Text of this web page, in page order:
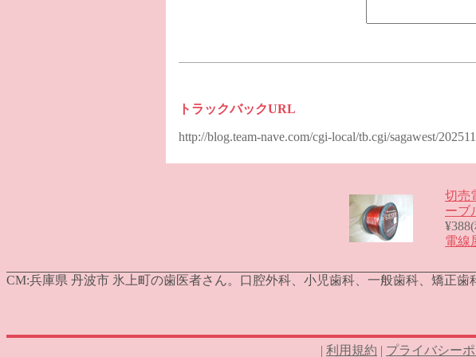
トラックバックURL
http://blog.team-nave.com/cgi-local/tb.cgi/sagawest/
切売
ーブ
電線
CM:兵庫県 丹波市 氷上町の歯医者さん。口腔外科、小児歯科、一般歯科、矯正
| 利用規約 | プライバシー